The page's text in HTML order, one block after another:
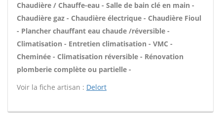
Chaudière / Chauffe-eau - Salle de bain clé en main -
Chaudière gaz - Chaudière électrique - Chaudière Fioul
- Plancher chauffant eau chaude /réversible -
Climatisation - Entretien climatisation - VMC -
Cheminée - Climatisation réversible - Rénovation
plomberie complète ou partielle -
Voir la fiche artisan : Delort